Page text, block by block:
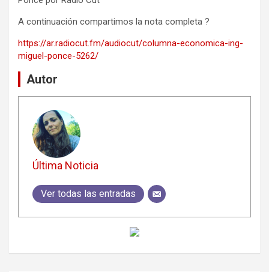
A continuación compartimos la nota completa ?
https://ar.radiocut.fm/audiocut/columna-economica-ing-
miguel-ponce-5262/
Autor
Última Noticia
Ver todas las entradas